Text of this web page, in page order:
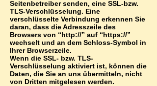
Seitenbetreiber senden, eine SSL-bzw.
TLS-Verschlüsselung. Eine
verschlüsselte Verbindung erkennen Sie
daran, dass die Adresszeile des
Browsers von “http://” auf “https://”
wechselt und an dem Schloss-Symbol in
Ihrer Browserzeile.
Wenn die SSL- bzw. TLS-
Verschlüsselung aktiviert ist, können die
Daten, die Sie an uns übermitteln, nicht
von Dritten mitgelesen werden.